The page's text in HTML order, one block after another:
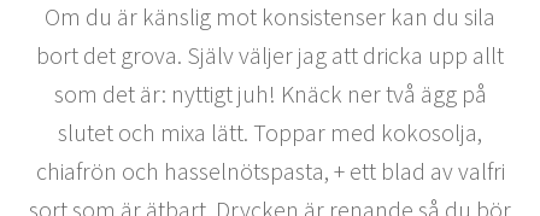
Om du är känslig mot konsistenser kan du sila
bort det grova. Själv väljer jag att dricka upp allt
som det är: nyttigt juh! Knäck ner två ägg på
slutet och mixa lätt. Toppar med kokosolja,
chiafrön och hasselnötspasta, + ett blad av valfri
sort som är ätbart. Drycken är renande så du bör